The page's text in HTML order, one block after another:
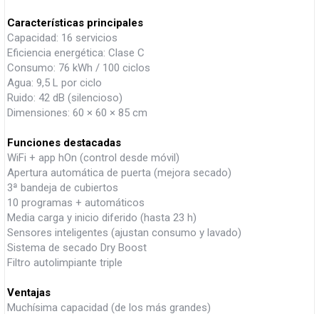
Características principales
Capacidad: 16 servicios
Eficiencia energética: Clase C
Consumo: 76 kWh / 100 ciclos
Agua: 9,5 L por ciclo
Ruido: 42 dB (silencioso)
Dimensiones: 60 × 60 × 85 cm
Funciones destacadas
WiFi + app hOn (control desde móvil)
Apertura automática de puerta (mejora secado)
3ª bandeja de cubiertos
10 programas + automáticos
Media carga y inicio diferido (hasta 23 h)
Sensores inteligentes (ajustan consumo y lavado)
Sistema de secado Dry Boost
Filtro autolimpiante triple
Ventajas
Muchísima capacidad (de los más grandes)